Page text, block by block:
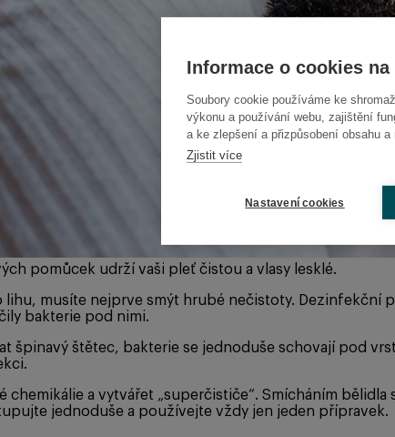
Informace o cookies
Soubory cookie používáme ke
výkonu a používání webu, zajištění
a ke zlepšení a přizpůsobení obsahu a
Zjistit více
Nastavení cookies
pomůcek udrží vaši pleť čistou a vlasy lesklé.
lihu, musíte nejprve smýt hrubé nečistoty.
bakterie pod nimi.
špinavý štětec, bakterie se jednoduše schovají pod
chemikálie a vytvářet „superčističe“. Smícháním
jednoduše a používejte vždy jen jeden přípravek.